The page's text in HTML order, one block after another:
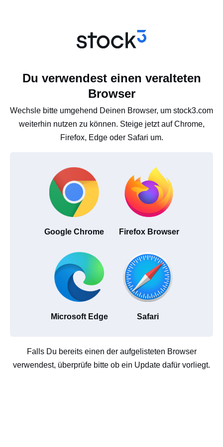
Du verwendest einen veralteten
Browser
Wechsle bitte umgehend Deinen Browser, um stock3.com
weiterhin nutzen zu können. Steige jetzt auf Chrome,
Firefox, Edge oder Safari um.
Google Chrome Firefox Browser
Microsoft Edge Safari
Falls Du bereits einen der aufgelisteten Browser
verwendest, überprüfe bitte ob ein Update dafür vorliegt.